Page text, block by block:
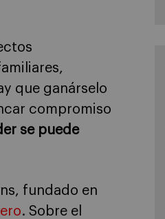
que ganárselo
compromiso
se puede
fundado en
. Sobre el